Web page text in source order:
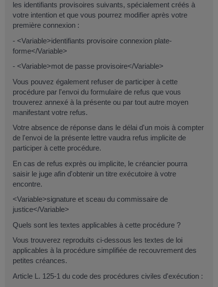
les identifiants provisoires suivants, spécialement créés à
votre intention et que vous pourrez modifier après votre
première connexion :
- <Variable>identifiants provisoire connexion plate-
forme</Variable>
- <Variable>mot de passe provisoire</Variable>
Vous pouvez également refuser de participer à cette
procédure par l'envoi du formulaire de refus que vous
trouverez annexé à la présente ou par tout autre moyen
manifestant votre refus.
Votre absence de réponse dans le délai d'un mois à compter
de l'envoi de la présente lettre vaudra refus implicite de
participer à cette procédure.
En cas de refus exprès ou implicite, le créancier pourra
saisir le juge afin d'obtenir un titre exécutoire à votre
encontre.
<Variable>signature et sceau du commissaire de
justice</Variable>
Quels sont les textes applicables à cette procédure ?
Vous trouverez reproduits ci-dessous les textes de loi
applicables à la procédure simplifiée de recouvrement des
petites créances.
Article L. 125-1 du code des procédures civiles d'exécution :